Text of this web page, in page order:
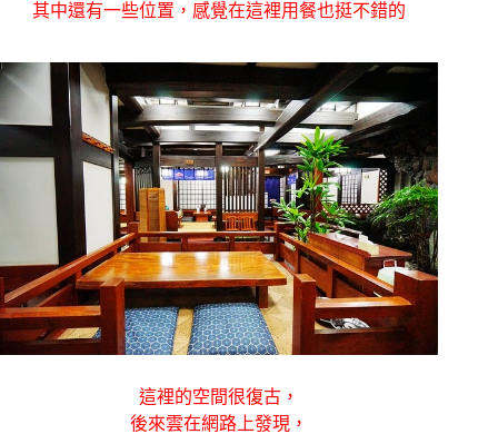
其中還有一些位置，感覺在這裡用餐也挺不錯的
這裡的空間很復古，
後來雲在網路上發現，